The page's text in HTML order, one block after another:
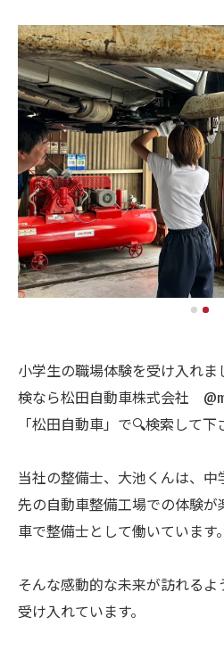
小学生の職場体験を受け入れ
検なら松田自動車株式会社
「松田自動車」で🔍検索して下
当社の整備士、大池くんは、
先の自動車整備工場での体験
車で整備士として働いています。
そんな感動的な未来が訪れる
受け入れています。